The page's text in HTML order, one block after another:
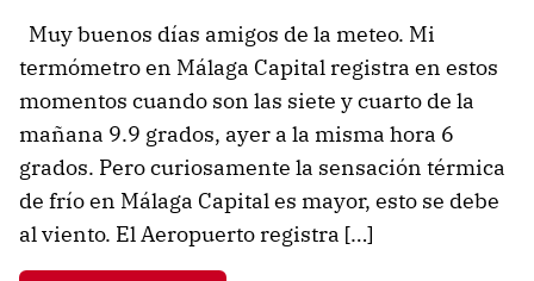
Muy buenos días amigos de la meteo. Mi
termómetro en Málaga Capital registra en estos
momentos cuando son las siete y cuarto de la
mañana 9.9 grados, ayer a la misma hora 6
grados. Pero curiosamente la sensación térmica
de frío en Málaga Capital es mayor, esto se debe
al viento. El Aeropuerto registra […]